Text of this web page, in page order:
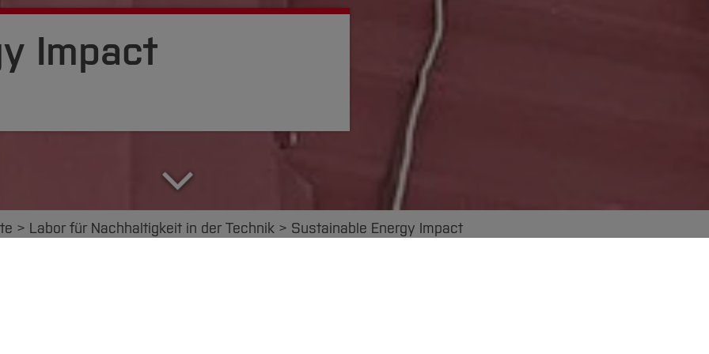
Impact
Labor für Nachhaltigkeit in der Technik Sustainable Energy Impact